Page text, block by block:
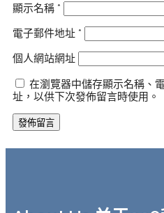
顯示名稱 *
電子郵件地址 *
個人網站網址
在瀏覽器中儲存顯示名稱、
址，以供下次發佈留言時使用。